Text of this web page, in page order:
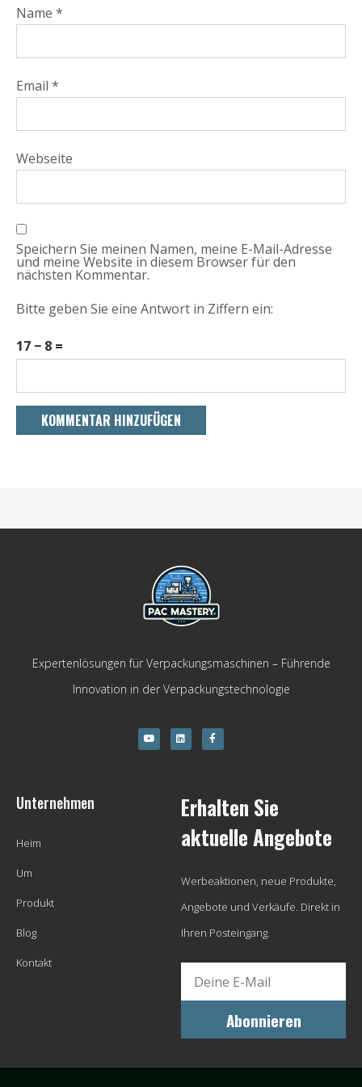
Name *
Email *
Webseite
Speichern Sie meinen Namen, meine E-Mail-Adresse
und meine Website in diesem Browser für den
nächsten Kommentar.
Bitte geben Sie eine Antwort in Ziffern ein:
17 − 8 =
Expertenlösungen für Verpackungsmaschinen – Führende
Innovation in der Verpackungstechnologie
Unternehmen
Heim
Um
Produkt
Blog
Kontakt
Erhalten Sie
aktuelle Angebote
Werbeaktionen, neue Produkte,
Angebote und Verkäufe. Direkt in
Ihren Posteingang.
Abonnieren